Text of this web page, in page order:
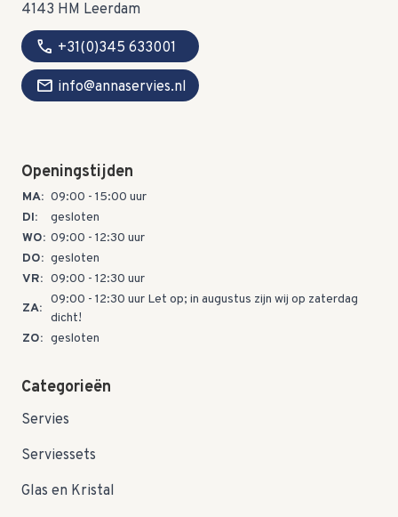
4143 HM Leerdam
call +31(0)345 633001
mail info@annaservies.nl
Openingstijden
MA: 09:00 - 15:00 uur
DI:
gesloten
WO: 09:00 - 12:30 uur
DO: gesloten
VR: 09:00 - 12:30 uur
ZA:
09:00 - 12:30 uur Let op; in augustus zijn wij op zaterdag
dicht!
ZO: gesloten
Categorieën
Servies
Serviessets
Glas en Kristal